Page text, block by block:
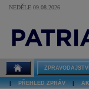
NEDĚLE 09.08.2026
ZPRAVODAJSTVÍ
PŘEHLED ZPRÁV